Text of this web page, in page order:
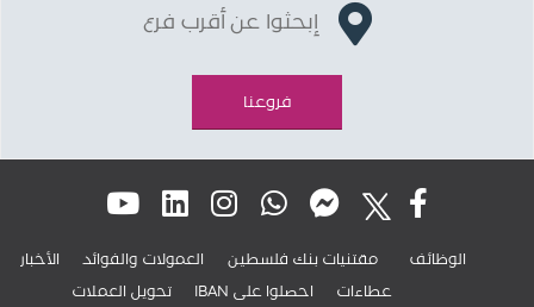
إبحثوا عن أقرب فرع
فروعنا
الوظائف مقتنيات بنك فلسطين العمولات والفوائد الأخبار
عطاءات IBAN احصلوا على تحويل العملات